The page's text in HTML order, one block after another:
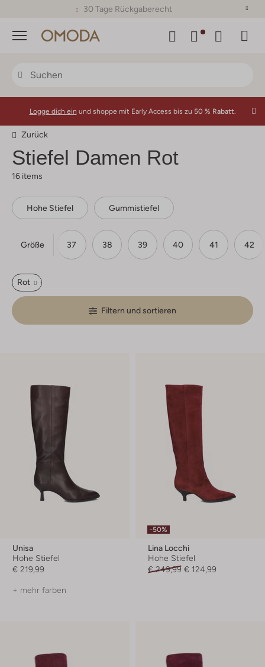
30 Tage Rückgaberecht
Menü
Logge dich ein und shoppe mit Early Access bis zu 50 % Rabatt.
Zurück
Stiefel Damen Rot
16 items
Hohe Stiefel Gummistiefel
Größe
36 37 38 39 40 41 42
Rot
Filtern und sortieren
Unisa
Hohe Stiefel
€ 219,99
+ mehr farben
-50%
Lina Locchi
Hohe Stiefel
€ 249,99 € 124,99